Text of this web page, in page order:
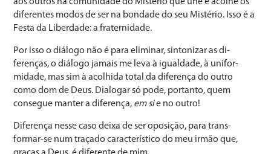
diferentes modos de ser na bondade do seu Mistério. Isso é a
Festa da Liberdade: a fraternidade.
Por isso o diálogo não é para eliminar, sintonizar as di­
ferenças, o diálogo jamais me leva à igualdade, à unifor­
midade, mas sim à acolhida total da diferença do outro
como dom de Deus. Dialogar só pode, portanto, quem
consegue manter a diferença, em sie no outro!
Diferença nesse caso deixa de ser oposição, para trans­
formar-se num traçado característico do meu irmão que,